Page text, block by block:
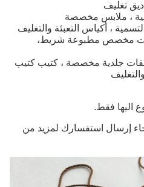
تغليف
، ملابس مخصصة
، أكياس التعبئة والتغليف
مخصص مطبوعة شريط،
جلدية مخصصة ، كتيب كتيب
اليها فقط.
إرسال استفسارك لمزيد من